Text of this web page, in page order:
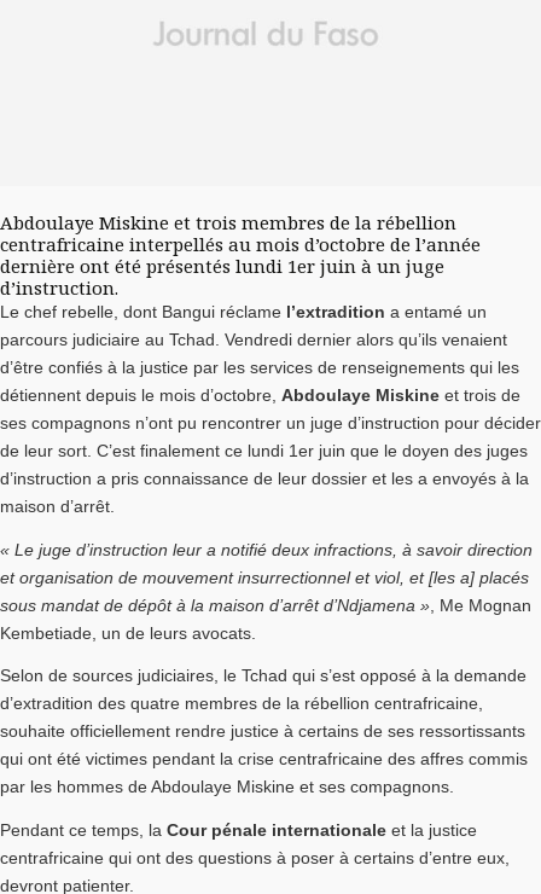
Abdoulaye Miskine et trois membres de la rébellion
centrafricaine interpellés au mois d’octobre de l’année
dernière ont été présentés lundi 1er juin à un juge
d’instruction.
Le chef rebelle, dont Bangui réclame l’extradition a entamé un
parcours judiciaire au Tchad. Vendredi dernier alors qu’ils venaient
d’être confiés à la justice par les services de renseignements qui les
détiennent depuis le mois d’octobre, Abdoulaye Miskine et trois de
ses compagnons n’ont pu rencontrer un juge d’instruction pour décider
de leur sort. C’est finalement ce lundi 1er juin que le doyen des juges
d’instruction a pris connaissance de leur dossier et les a envoyés à la
maison d’arrêt.
« Le juge d’instruction leur a notifié deux infractions, à savoir direction
et organisation de mouvement insurrectionnel et viol, et [les a] placés
sous mandat de dépôt à la maison d’arrêt d’Ndjamena » , Me Mognan
Kembetiade, un de leurs avocats.
Selon de sources judiciaires, le Tchad qui s’est opposé à la demande
d’extradition des quatre membres de la rébellion centrafricaine,
souhaite officiellement rendre justice à certains de ses ressortissants
qui ont été victimes pendant la crise centrafricaine des affres commis
par les hommes de Abdoulaye Miskine et ses compagnons.
Pendant ce temps, la Cour pénale internationale et la justice
centrafricaine qui ont des questions à poser à certains d’entre eux,
devront patienter.